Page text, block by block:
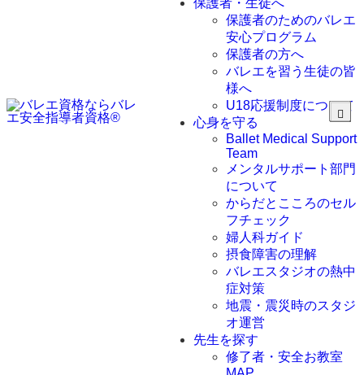
ベーシック講座
プロフェッショ
ナル講座
クスト
バレエ姿勢ベー
シックインストラ
クターコース
バレエ専門トレ
メディカルシニ
アバレエコース
心のサポーター
保護者・生徒へ
保護者のためのバレエ
安心プログラム
保護者の方へ
バレエを習う生徒の皆
様へ
U18応援制度について
心身を守る
Ballet Medical Support
Team
メンタルサポート部門
について
からだとこころのセル
フチェック
婦人科ガイド
摂食障害の理解
バレエスタジオの熱中
症対策
地震・震災時のスタジ
オ運営
先生を探す
修了者・安全お教室